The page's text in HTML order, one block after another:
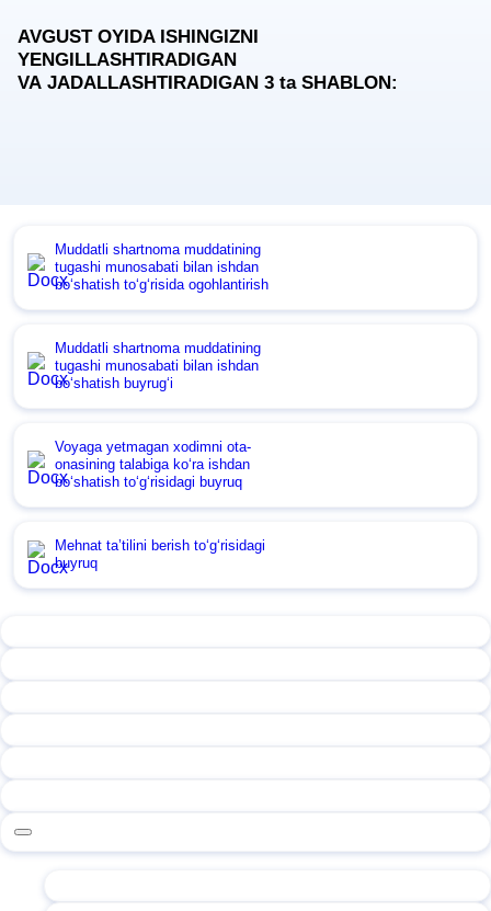
AVGUST OYIDA ISHINGIZNI
YENGILLASHTIRADIGAN
VA JADALLASHTIRADIGAN 3 taSHABLON:
Muddatli shartnoma muddatining
tugashi munosabati bilan ishdan
boʻshatish toʻgʻrisida ogohlantirish
Muddatli shartnoma muddatining
tugashi munosabati bilan ishdan
boʻshatish buyrugʻi
Voyaga yetmagan хodimni ota-
onasining talabiga koʻra ishdan
boʻshatish toʻgʻrisidagi buyruq
Mehnat ta’tilini berish toʻgʻrisidagi
buyruq